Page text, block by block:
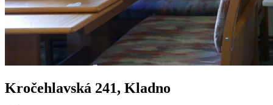
Kročehlavská 241, Kladno